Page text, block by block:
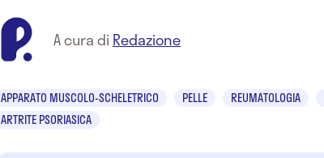
A cura di Redazione
APPARATO MUSCOLO-SCHELETRICO PELLE REUMATOLOGIA
ARTRITE PSORIASICA